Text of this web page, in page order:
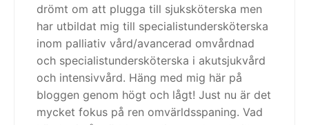
drömt om att plugga till sjuksköterska men
har utbildat mig till specialistundersköterska
inom palliativ vård/avancerad omvårdnad
och specialistundersköterska i akutsjukvård
och intensivvård. Häng med mig här på
bloggen genom högt och lågt! Just nu är det
mycket fokus på ren omvärldsspaning. Vad